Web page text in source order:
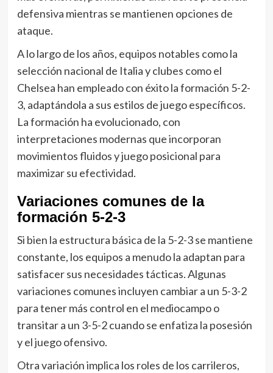
defensiva mientras se mantienen opciones de
ataque.
A lo largo de los años, equipos notables como la
selección nacional de Italia y clubes como el
Chelsea han empleado con éxito la formación 5-2-
3, adaptándola a sus estilos de juego específicos.
La formación ha evolucionado, con
interpretaciones modernas que incorporan
movimientos fluidos y juego posicional para
maximizar su efectividad.
Variaciones comunes de la
formación 5-2-3
Si bien la estructura básica de la 5-2-3 se mantiene
constante, los equipos a menudo la adaptan para
satisfacer sus necesidades tácticas. Algunas
variaciones comunes incluyen cambiar a un 5-3-2
para tener más control en el mediocampo o
transitar a un 3-5-2 cuando se enfatiza la posesión
y el juego ofensivo.
Otra variación implica los roles de los carrileros,